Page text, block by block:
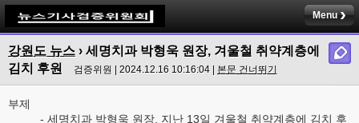
Menu
강원도 뉴스 › 세명치과 박형욱 원장, 겨울철 취약계층에
김치 후원
검증위원 | 2024.12.16 10:16:04 | 본문 건너뛰기
부제
- 세명치과 박형욱 원장, 지난 13일 겨울철 취약계층에 김치 후